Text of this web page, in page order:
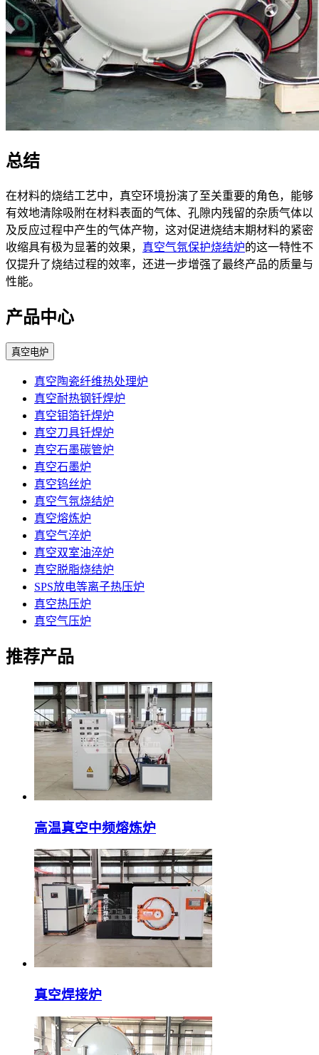
总结
在材料的烧结工艺中，真空环境扮演了至关重要的角色，能够
有效地清除吸附在材料表面的气体、孔隙内残留的杂质气体以
及反应过程中产生的气体产物，这对促进烧结末期材料的紧密
收缩具有极为显著的效果， 真空气氛保护烧结炉的这一特性不
仅提升了烧结过程的效率，还进一步增强了最终产品的质量与
性能。
产品中心
真空电炉
真空陶瓷纤维热处理炉
真空耐热钢钎焊炉
真空钼箔钎焊炉
真空刀具钎焊炉
真空石墨碳管炉
真空石墨炉
真空钨丝炉
真空气氛烧结炉
真空熔炼炉
真空气淬炉
真空双室油淬炉
真空脱脂烧结炉
SPS放电等离子热压炉
真空热压炉
真空气压炉
推荐产品
高温真空中频熔炼炉
真空焊接炉